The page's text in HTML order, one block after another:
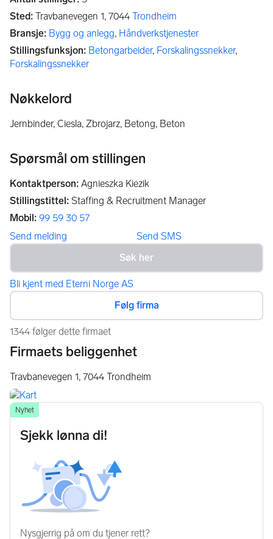
Sted: Travbanevegen 1, 7044 Trondheim
Bransje: Bygg og anlegg, Håndverkstjenester
Stillingsfunksjon: Betongarbeider, Forskalingssnekker,
Forskalingssnekker
Nøkkelord
Jernbinder, Ciesla, Zbrojarz, Betong, Beton
Spørsmål om stillingen
Kontaktperson: Agnieszka Kiezik
Stillingstittel: Staffing & Recruitment Manager
Mobil: 99 59 30 57
Send melding
Send SMS
Bli kjent med Eterni Norge AS
Følg firma
1344 følger dette firmaet
Firmaets beliggenhet
Travbanevegen 1, 7044 Trondheim